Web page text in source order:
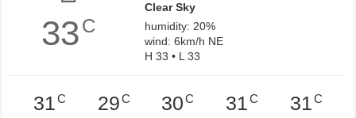
33C
Clear Sky
humidity: 20%
wind: 6km/h NE
H 33 • L 33
31C 29C 30 C 31C 31C